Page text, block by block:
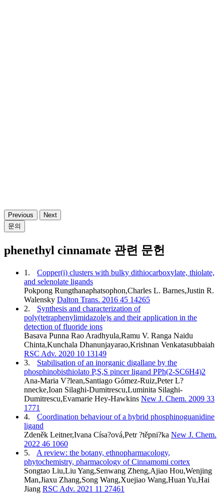
Previous
Next
문의
phenethyl cinnamate 관련 문헌
1.
Copper(i) clusters with bulky dithiocarboxylate, thiolate,
and selenolate ligands
Pokpong Rungthanaphatsophon,Charles L. Barnes,Justin R.
Walensky Dalton Trans. 2016 45 14265
2.
Synthesis and characterization of
poly(tetraphenylimidazole)s and their application in the
detection of fluoride ions
Basava Punna Rao Aradhyula,Ramu V. Ranga Naidu
Chinta,Kunchala Dhanunjayarao,Krishnan Venkatasubbaiah
RSC Adv. 2020 10 13149
3.
Stabilisation of an inorganic digallane by the
phosphinobisthiolato P,S,S pincer ligand PPh(2-SC6H4)2
Ana-Maria V?lean,Santiago Gómez-Ruiz,Peter L?
nnecke,Ioan Silaghi-Dumitrescu,Luminita Silaghi-
Dumitrescu,Evamarie Hey-Hawkins New J. Chem. 2009 33
1771
4.
Coordination behaviour of a hybrid phosphinoguanidine
ligand
Zdeněk Leitner,Ivana Císa?ová,Petr ?těpni?ka New J. Chem.
2022 46 1060
5.
A review: the botany, ethnopharmacology,
phytochemistry, pharmacology of Cinnamomi cortex
Songtao Liu,Liu Yang,Senwang Zheng,Ajiao Hou,Wenjing
Man,Jiaxu Zhang,Song Wang,Xuejiao Wang,Huan Yu,Hai
Jiang RSC Adv. 2021 11 27461